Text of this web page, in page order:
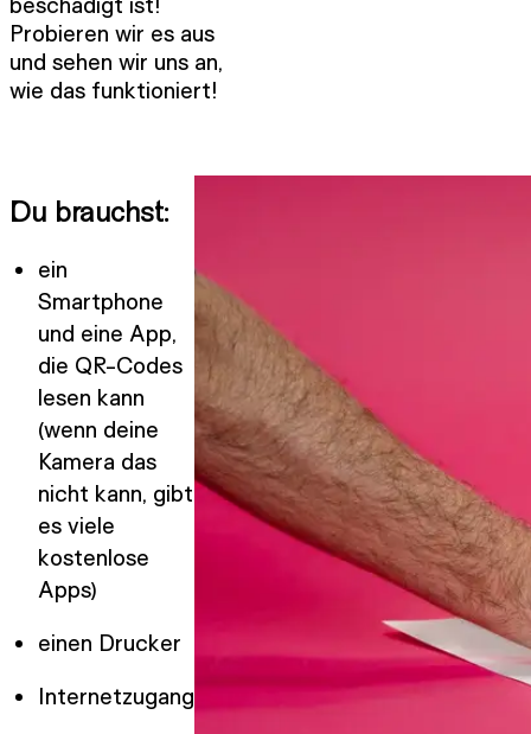
Probieren wir es aus
und sehen wir uns an,
wie das funktioniert!
Du brauchst:
ein
Smartphone
und eine App,
die QR-Codes
lesen kann
(wenn deine
Kamera das
nicht kann, gibt
es viele
kostenlose
Apps)
einen Drucker
Internetzugang